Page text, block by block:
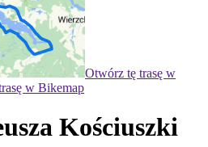
Otwórz tę trasę w
w Bikemap
Kościuszki